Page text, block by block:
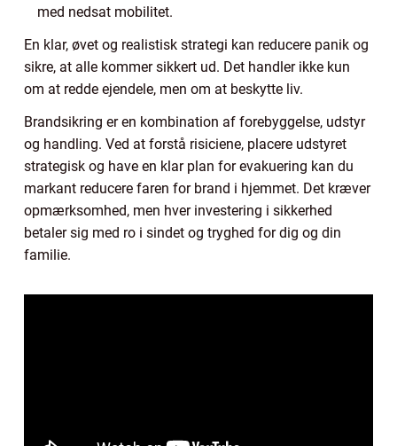
med nedsat mobilitet.
En klar, øvet og realistisk strategi kan reducere panik og
sikre, at alle kommer sikkert ud. Det handler ikke kun
om at redde ejendele, men om at beskytte liv.
Brandsikring er en kombination af forebyggelse, udstyr
og handling. Ved at forstå risiciene, placere udstyret
strategisk og have en klar plan for evakuering kan du
markant reducere faren for brand i hjemmet. Det kræver
opmærksomhed, men hver investering i sikkerhed
betaler sig med ro i sindet og tryghed for dig og din
familie.